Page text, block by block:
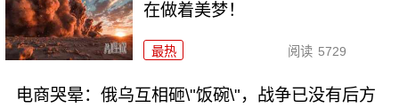
在做着美梦！
最热 阅读 5729
电商哭晕：俄乌互相砸\"饭碗\"，战争已没有后方